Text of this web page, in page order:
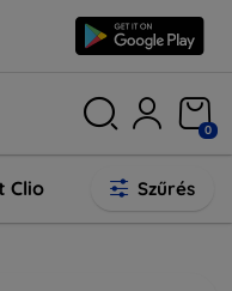
0
Clio Szűrés